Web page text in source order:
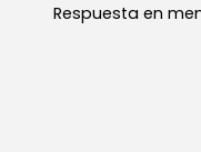
Respuesta en